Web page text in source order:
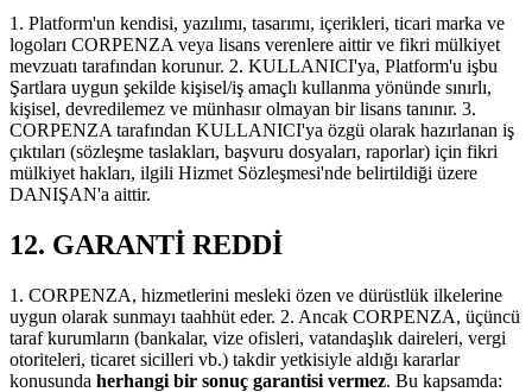
1. Platform'un kendisi, yazılımı, tasarımı, içerikleri, ticari marka ve
logoları CORPENZA veya lisans verenlere aittir ve fikri mülkiyet
mevzuatı tarafından korunur. 2. KULLANICI'ya, Platform'u işbu
Şartlara uygun şekilde kişisel/iş amaçlı kullanma yönünde sınırlı,
kişisel, devredilemez ve münhasır olmayan bir lisans tanınır. 3.
CORPENZA tarafından KULLANICI'ya özgü olarak hazırlanan iş
çıktıları (sözleşme taslakları, başvuru dosyaları, raporlar) için fikri
mülkiyet hakları, ilgili Hizmet Sözleşmesi'nde belirtildiği üzere
DANIŞAN'a aittir.
12. GARANTİ REDDİ
1. CORPENZA, hizmetlerini mesleki özen ve dürüstlük ilkelerine
uygun olarak sunmayı taahhüt eder. 2. Ancak CORPENZA, üçüncü
taraf kurumların (bankalar, vize ofisleri, vatandaşlık daireleri, vergi
otoriteleri, ticaret sicilleri vb.) takdir yetkisiyle aldığı kararlar
konusunda herhangi bir sonuç garantisi vermez. Bu kapsamda: